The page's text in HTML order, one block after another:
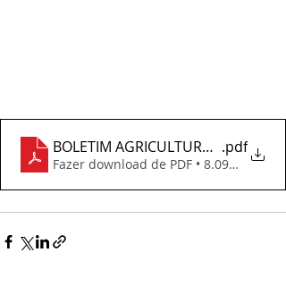
BOLETIM AGRICULTURA FAMILIAR (1)
.pdf
Fazer download de PDF • 8.09MB